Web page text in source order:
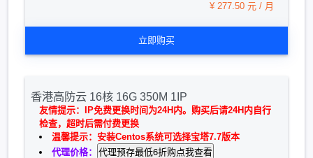
¥ 277.50 元 / 月
立即购买
香港高防云 16核 16G 350M 1IP
友情提示：IP免费更换时间为24H内。购买后请24H内自行
检查，超时后需付费更换
温馨提示：安装Centos系统可选择宝塔7.7版本
代理价格：